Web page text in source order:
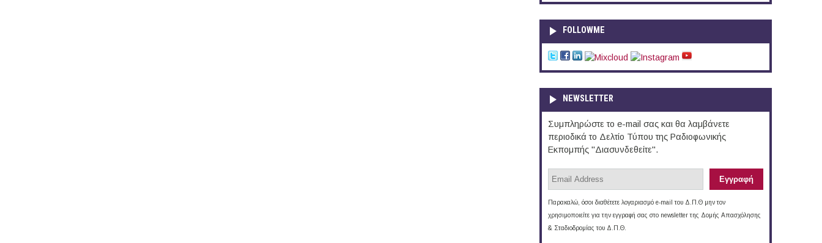
FOLLOWME
NEWSLETTER
Συμπληρώστε το e-mail σας και θα λαμβάνετε
περιοδικά το Δελτίο Τύπου της Ραδιοφωνικής
Εκπομπής "Διασυνδεθείτε".
Παρακαλώ, όσοι διαθέτετε λογαριασμό e-mail του Δ.Π.Θ μην τον
χρησιμοποιείτε για την εγγραφή σας στο newsletter της Δομής Απασχόλησης
& Σταδιοδρομίας του Δ.Π.Θ.